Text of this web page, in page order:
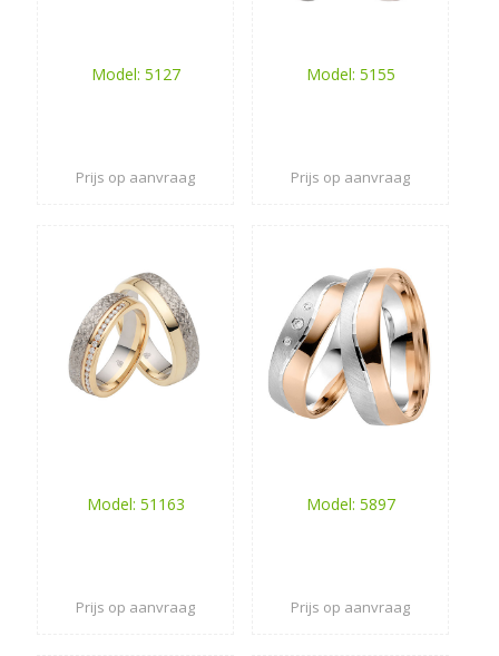
Model: 5127
Prijs op aanvraag
Model: 5155
Prijs op aanvraag
Model: 51163
Prijs op aanvraag
Model: 5897
Prijs op aanvraag